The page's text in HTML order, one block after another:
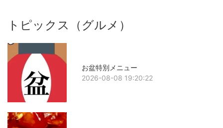
トピックス（グルメ）
お盆特別メニュー
2026-08-08 19:20:22